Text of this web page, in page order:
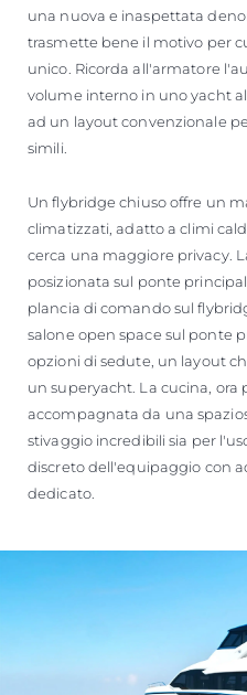
una nuova e inaspettata
trasmette bene il motivo per
unico. Ricorda all'armatore
volume interno in uno yacht
ad un layout convenzionale
simili.
Un flybridge chiuso offre un
climatizzati, adatto a climi
cerca una maggiore privacy.
posizionata sul ponte
plancia di comando sul
salone open space sul ponte
opzioni di sedute, un layout
un superyacht. La cucina, ora
accompagnata da una
stivaggio incredibili sia per
discreto dell'equipaggio con
dedicato.